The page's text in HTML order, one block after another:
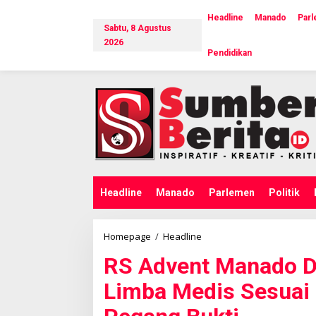
i
Sabtu, 8 Agustus
2026
Headline Manado
Pendidikan
Headline Manado Parlemen Politik
Homepage / Headline
A
d
v
e
n
RS Advent Manado
Limba Medis Sesuai